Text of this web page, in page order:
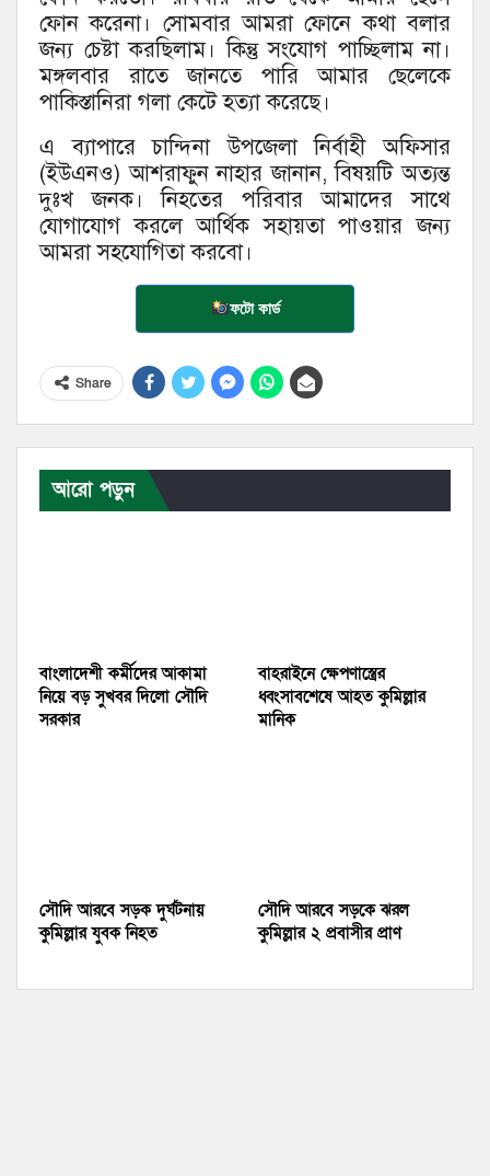
ফোন করেনা। সোমবার আমরা ফোনে কথা বলার
জন্য চেষ্টা করছিলাম। কিন্তু সংযোগ পাচ্ছিলাম না।
মঙ্গলবার রাতে জানতে পারি আমার ছেলেকে
পাকিস্তানিরা গলা কেটে হত্যা করেছে।
এ ব্যাপারে চান্দিনা উপজেলা নির্বাহী অফিসার
(ইউএনও) আশরাফুন নাহার জানান, বিষয়টি অত্যন্ত
দুঃখ জনক। নিহতের পরিবার আমাদের সাথে
যোগাযোগ করলে আর্থিক সহায়তা পাওয়ার জন্য
আমরা সহযোগিতা করবো।
ফটো কার্ড
Share
আরো পড়ুন
বাংলাদেশী কর্মীদের আকামা
নিয়ে বড় সুখবর দিলো সৌদি
সরকার
বাহরাইনে ক্ষেপণাস্ত্রের
ধ্বংসাবশেষে আহত কুমিল্লার
মানিক
সৌদি আরবে সড়ক দুর্ঘটনায়
কুমিল্লার যুবক নিহত
সৌদি আরবে সড়কে ঝরল
কুমিল্লার ২ প্রবাসীর প্রাণ